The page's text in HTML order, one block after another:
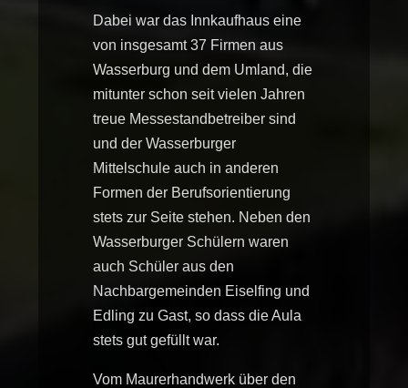
Dabei war das Innkaufhaus eine
von insgesamt 37 Firmen aus
Wasserburg und dem Umland, die
mitunter schon seit vielen Jahren
treue Messestandbetreiber sind
und der Wasserburger
Mittelschule auch in anderen
Formen der Berufsorientierung
stets zur Seite stehen. Neben den
Wasserburger Schülern waren
auch Schüler aus den
Nachbargemeinden Eiselfing und
Edling zu Gast, so dass die Aula
stets gut gefüllt war.
Vom Maurerhandwerk über den